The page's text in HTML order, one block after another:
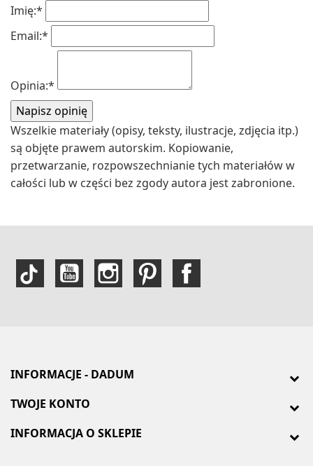
Imię:*
Email:*
Opinia:*
Wszelkie materiały (opisy, teksty, ilustracje, zdjęcia itp.)
są objęte prawem autorskim. Kopiowanie,
przetwarzanie, rozpowszechnianie tych materiałów w
całości lub w części bez zgody autora jest zabronione.
INFORMACJE - DADUM
TWOJE KONTO
INFORMACJA O SKLEPIE